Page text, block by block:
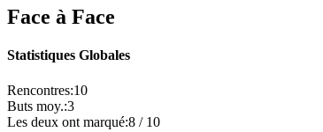
Face à Face
Statistiques Globales
Rencontres:10
Buts moy.:3
Les deux ont marqué:8 / 10